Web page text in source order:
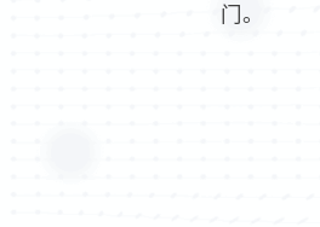
门。